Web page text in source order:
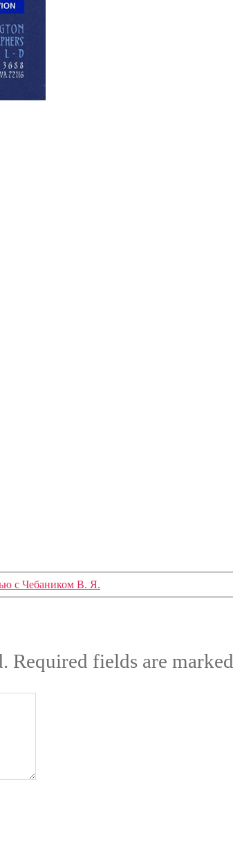
с Чебаником В. Я.
Required fields are marked